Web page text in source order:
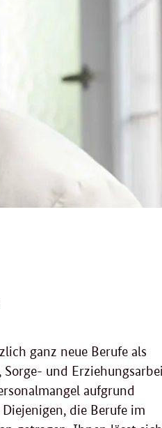
ganz neue Berufe als
Sorge- und
aufgrund
die Berufe im